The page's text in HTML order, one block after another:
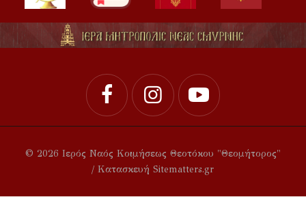
© 2026 Ιερός Ναός Κοιμήσεως Θεοτόκου "Θεομήτορος"
/ Κατασκευή Sitematters.gr